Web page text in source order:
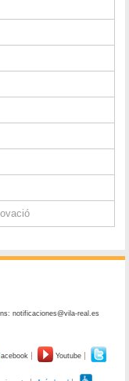
notificaciones@vila-real.es
Youtube